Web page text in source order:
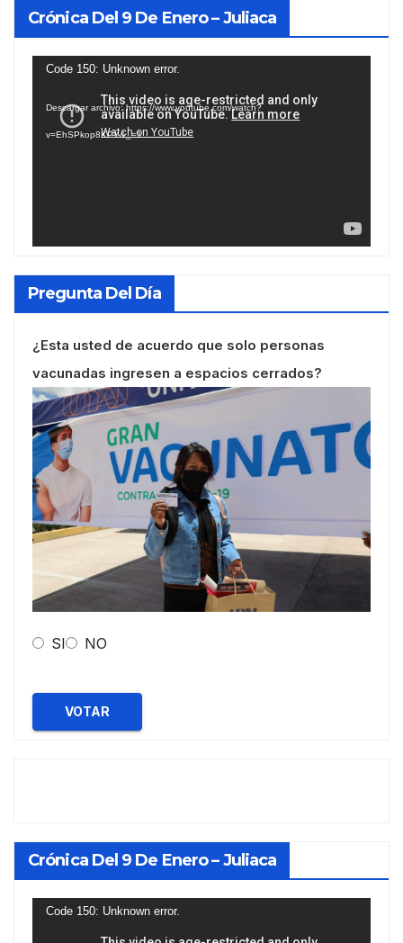
Crónica Del 9 De Enero – Juliaca
Reproductor
vídeo
Code 150: Unknown error.
Descargar archivo: https://www.youtube.com/watch?
v=EhSPkop8KPY&_=1
Pregunta Del Día
¿Esta usted de acuerdo que solo personas
vacunadas ingresen a espacios cerrados?
SI NO
VOTAR
Crónica Del 9 De Enero – Juliaca
Reproductor
Code 150: Unknown error.